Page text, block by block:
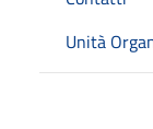
Unità